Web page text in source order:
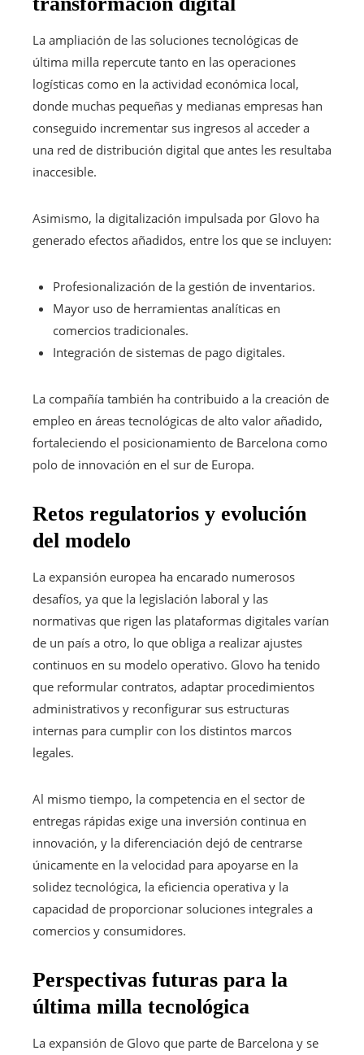
La ampliación de las soluciones tecnológicas de
última milla repercute tanto en las operaciones
logísticas como en la actividad económica local,
donde muchas pequeñas y medianas empresas han
conseguido incrementar sus ingresos al acceder a
una red de distribución digital que antes les resultaba
inaccesible.
Asimismo, la digitalización impulsada por Glovo ha
generado efectos añadidos, entre los que se incluyen:
Profesionalización de la gestión de inventarios.
Mayor uso de herramientas analíticas en
comercios tradicionales.
Integración de sistemas de pago digitales.
La compañía también ha contribuido a la creación de
empleo en áreas tecnológicas de alto valor añadido,
fortaleciendo el posicionamiento de Barcelona como
polo de innovación en el sur de Europa.
Retos regulatorios y evolución
del modelo
La expansión europea ha encarado numerosos
desafíos, ya que la legislación laboral y las
normativas que rigen las plataformas digitales varían
de un país a otro, lo que obliga a realizar ajustes
continuos en su modelo operativo. Glovo ha tenido
que reformular contratos, adaptar procedimientos
administrativos y reconfigurar sus estructuras
internas para cumplir con los distintos marcos
legales.
Al mismo tiempo, la competencia en el sector de
entregas rápidas exige una inversión continua en
innovación, y la diferenciación dejó de centrarse
únicamente en la velocidad para apoyarse en la
solidez tecnológica, la eficiencia operativa y la
capacidad de proporcionar soluciones integrales a
comercios y consumidores.
Perspectivas futuras para la
última milla tecnológica
La expansión de Glovo que parte de Barcelona y se